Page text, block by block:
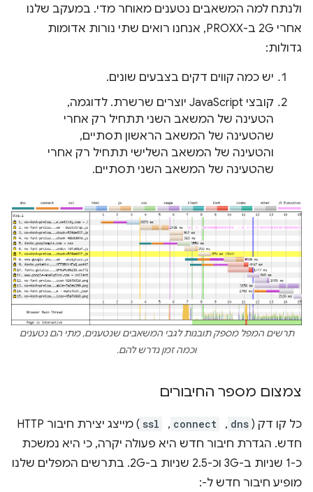
ולנתח למה המשאבים נטענים מאוחר מדי. במעקב שלנו
אחרי 2G ב-PROXX, אנחנו רואים שתי נורות אדומות
גדולות:
יש כמה קווים דקים בצבעים שונים.
קובצי JavaScript יוצרים שרשרת. לדוגמה,
הטעינה של המשאב השני תתחיל רק אחרי
שהטעינה של המשאב הראשון תסתיים,
והטעינה של המשאב השלישי תתחיל רק אחרי
שהטעינה של המשאב השני תסתיים.
תרשים המפל מספק תובנות לגבי המשאבים שנטענים, מתי הם נטענים
וכמה זמן נדרש להם.
צמצום מספר החיבורים
כל קו דק ( dns
, ‏
connect
, ‏
ssl
) מייצג יצירת חיבור HTTP
חדש. הגדרת חיבור חדש היא פעולה יקרה, כי היא נמשכת
כ-1 שניות ב-3G וכ-2.5 שניות ב-2G. בתרשים המפלים שלנו
מופיע חיבור חדש ל-: